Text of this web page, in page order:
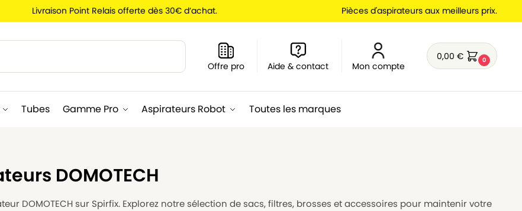
Livraison Point Relais offerte dès 30€ d’achat. Pièces d'aspirateurs aux meilleurs prix.
Offre pro Aide & contact Mon compte
0,00€ 0
Tubes Gamme Pro Aspirateurs Robot Toutes les marques
DOMOTECH
DOMOTECH sur Spirfix. Explorez notre sélection de sacs, filtres, brosses et accessoires pour maintenir votre